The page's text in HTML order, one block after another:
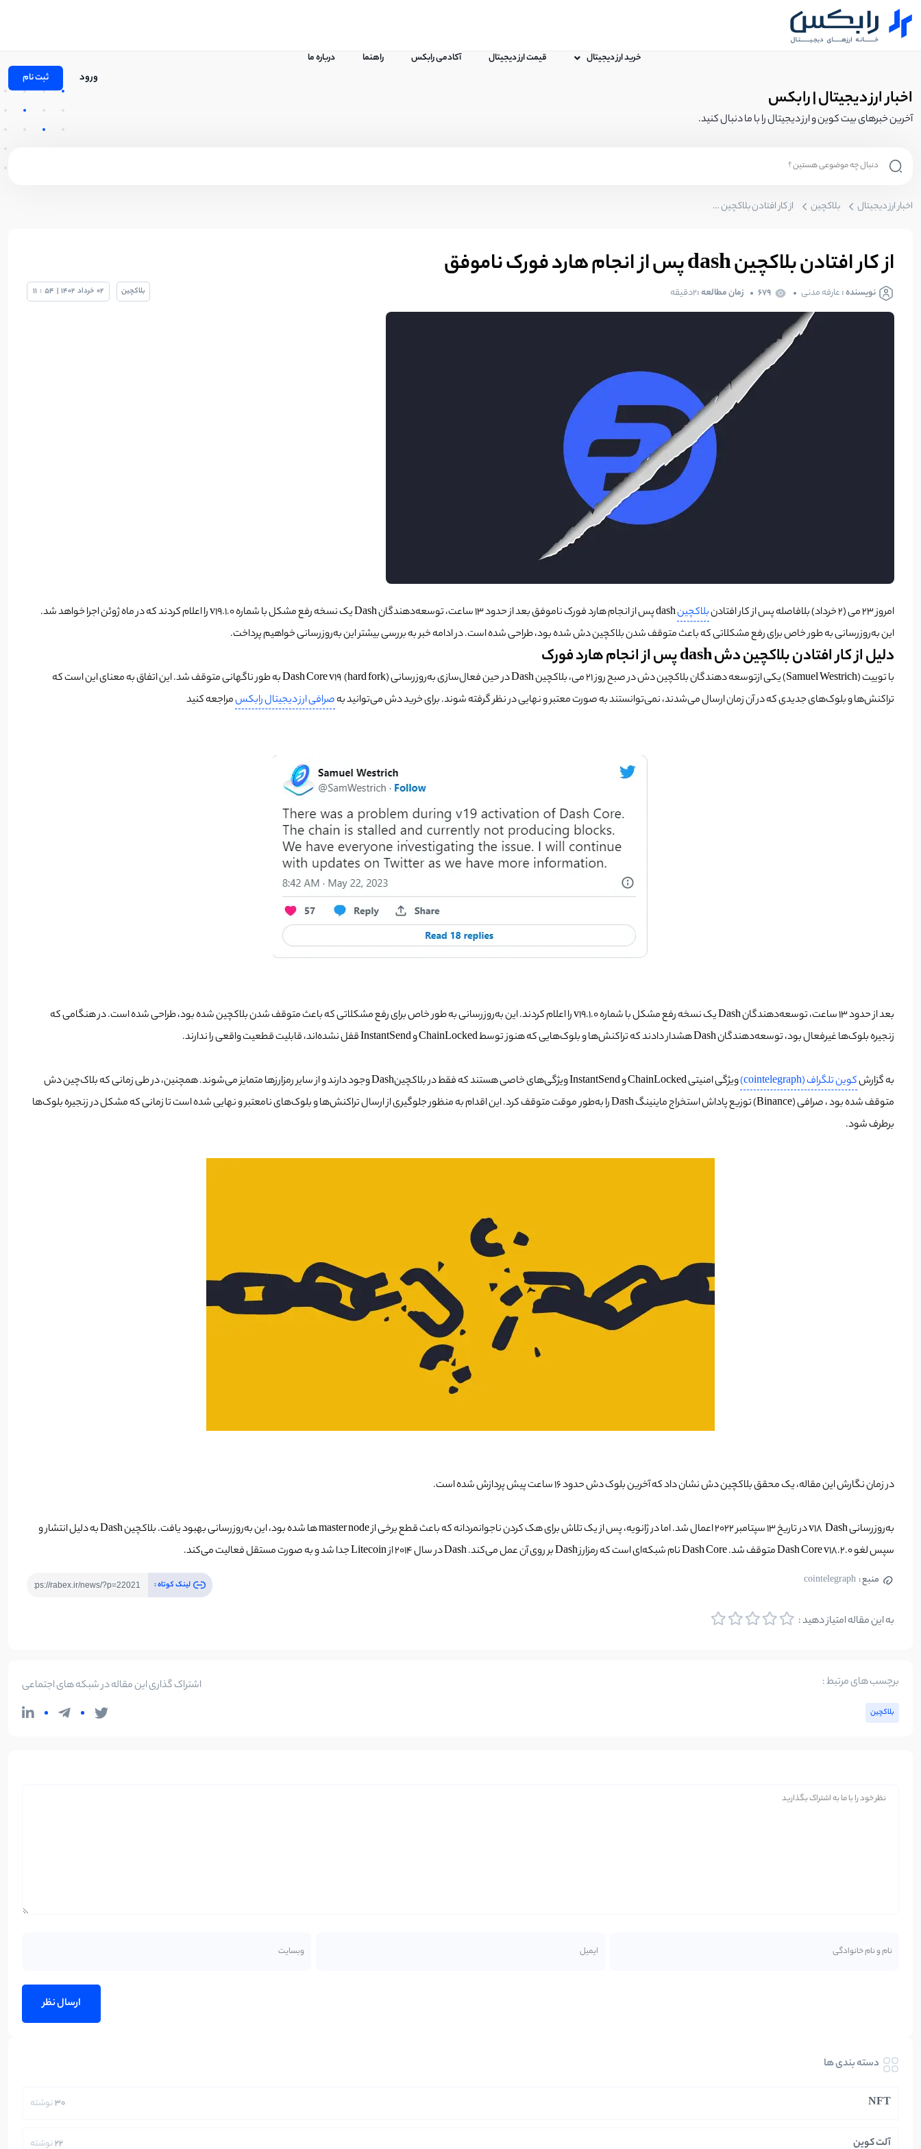
خرید ارز دیجیتال قیمت ارز دیجیتال آکادمی رابکس راهنما درباره ما
ورود ثبت نام
اخبار ارز دیجیتال | رابکس
آخرین خبرهای بیت کوین و ارز دیجیتال را با ما دنبال کنید.
اخبار ارز دیجیتال بلاکچین از کار افتادن بلاکچین dash پس از انجام هارد فورک ناموفق
از کار افتادن بلاکچین dash پس از انجام هارد فورک ناموفق
نویسنده :عارفه مدنی 679 زمان مطالعه :2دقیقه بلاکچین 02 خرداد 1402
|
54
:
11
امروز ۲۳ می (۲ خرداد) بلافاصله پس از کار افتادن بلاکچین
dash پس از انجام هارد فورک ناموفق بعد از حدود 13 ساعت، توسعه‌دهندگان Dash یک نسخه رفع مشکل با شماره v19.1.0 را اعلام کردند که در ماه ژوئن اجرا خواهد شد.
این به‌روزرسانی به طور خاص برای رفع مشکلاتی که باعث متوقف شدن بلاکچین دش شده بود، طراحی شده است. در ادامه خبر به بررسی بیشتر این به‌روزرسانی خواهیم پرداخت.
دلیل از کار افتادن بلاکچین دش dash پس از انجام هارد فورک
با توییت (Samuel Westrich) یکی ازتوسعه دهندگان بلاکچین دش در صبح روز 21 می، بلاکچین Dash در حین فعال‌سازی به‌روزرسانی (hard fork) Dash Core v19 به طور ناگهانی متوقف شد. این اتفاق به معنای این است که
تراکنش‌ها و بلوک‌های جدیدی که در آن زمان ارسال می‌شدند، نمی‌توانستند به صورت معتبر و نهایی در نظر گرفته شوند. برای خرید دش می‌توانید بهصرافی ارز دیجیتال رابکسمراجعه کنید
بعد از حدود 13 ساعت، توسعه‌دهندگان Dash یک نسخه رفع مشکل با شماره v19.1.0 را اعلام کردند. این به‌روزرسانی به طور خاص برای رفع مشکلاتی که باعث متوقف شدن بلاکچین شده بود، طراحی شده است. در هنگامی که
زنجیره بلوک‌ها غیرفعال بود، توسعه‌دهندگان Dash هشدار دادند که تراکنش‌ها و بلوک‌هایی که هنوز توسط ChainLocked و InstantSend قفل نشده‌اند، قابلیت قطعیت واقعی را ندارند.
به گزارشکوین تلگراف (cointelegraph)
ویژگی امنیتی ChainLocked و InstantSend ویژگی‌های خاصی هستند که فقط در بلاکچینDash وجود دارند و از سایر رمزارزها متمایز می‌شوند. همچنین، در طی زمانی که بلاک‌چین دش
متوقف شده بود ، صرافی (Binance) توزیع پاداش استخراج ماینینگ Dash را به‌طور موقت متوقف کرد. این اقدام به منظور جلوگیری از ارسال تراکنش‌ها و بلوک‌های نامعتبر و نهایی شده است تا زمانی که مشکل در زنجیره بلوک‌ها
برطرف شود.
در زمان نگارش این مقاله، یک محقق بلاکچین دش نشان داد که آخرین بلوک دش حدود 16 ساعت پیش پردازش شده است.
به‌روزرسانی v18 Dash در تاریخ 13 سپتامبر 2022 اعمال شد. اما در ژانویه، پس از یک تلاش برای هک کردن ناجوانمردانه که باعث قطع برخی از master node ها شده بود، این به‌روزرسانی بهبود یافت. بلاکچین Dash به دلیل انتشار و
سپس لغو Dash Core v18.2.0 متوقف شد. Dash Core نام شبکه‌ای است که رمزارز Dash بر روی آن عمل می‌کند. Dash در سال 2014 از Litecoin جدا شد و به صورت مستقل فعالیت می‌کند.
منبع : cointelegraph
به این مقاله امتیاز دهید :
لینک کوتاه :
برچسب های مرتبط :
بلاکچین
اشتراک گذاری این مقاله در شبکه های اجتماعی
دسته بندی ها
NFT
30نوشته
آلت کوین 22نوشته